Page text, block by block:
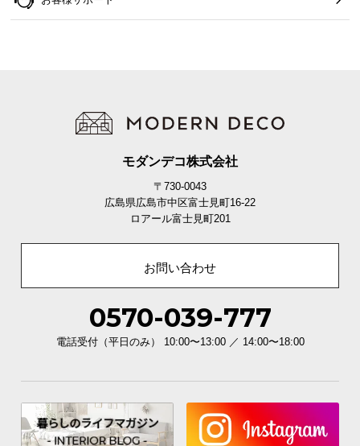
モダンデコ株式会社
〒730-0043
広島県広島市中区富士見町16-22
ロアール富士見町201
お問い合わせ
0570-039-777
電話受付（平日のみ） 10:00〜13:00 ／ 14:00〜18:00